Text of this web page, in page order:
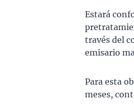
Estará
través del
emisario
Para esta
meses,